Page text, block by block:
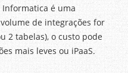
Informatica é uma
volume de integrações for
2 tabelas), o custo pode
mais leves ou iPaaS.